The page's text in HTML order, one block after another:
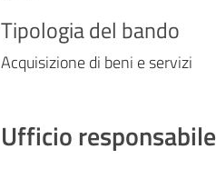
Tipologia del bando
Acquisizione di beni e servizi
Ufficio responsabile